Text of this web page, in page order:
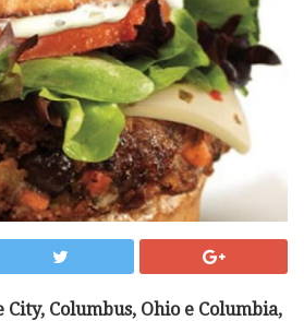
Columbus, Ohio e Columbia,